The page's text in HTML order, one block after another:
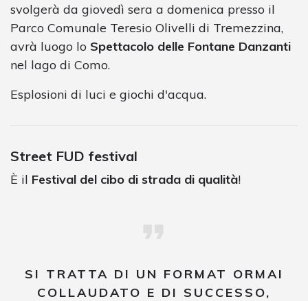
svolgerà da giovedì sera a domenica presso il
Parco Comunale Teresio Olivelli di Tremezzina,
avrà luogo lo Spettacolo delle Fontane Danzanti
nel lago di Como.
Esplosioni di luci e giochi d'acqua.
Street FUD festival
È il Festival del cibo di strada di qualità!
SI TRATTA DI UN FORMAT ORMAI
COLLAUDATO E DI SUCCESSO,